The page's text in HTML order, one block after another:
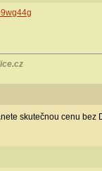
skutečnou cenu